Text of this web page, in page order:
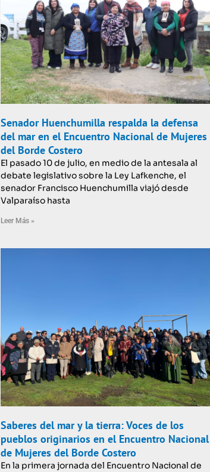
Senador Huenchumilla respalda la defensa
del mar en el Encuentro Nacional de Mujeres
del Borde Costero
El pasado 10 de julio, en medio de la antesala al
debate legislativo sobre la Ley Lafkenche, el
senador Francisco Huenchumilla viajó desde
Valparaíso hasta
Leer Más »
Saberes del mar y la tierra: Voces de los
pueblos originarios en el Encuentro Nacional
de Mujeres del Borde Costero
En la primera jornada del Encuentro Nacional de